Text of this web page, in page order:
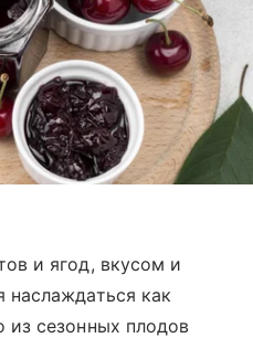
и ягод, вкусом и
наслаждаться как
сезонных плодов